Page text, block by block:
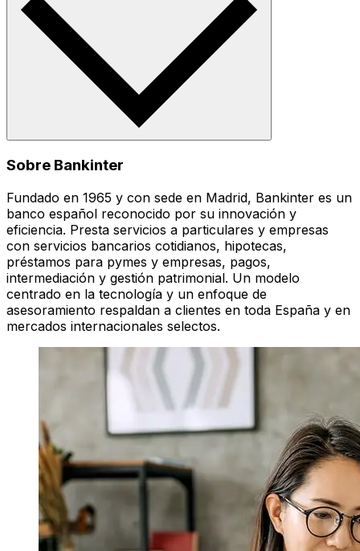
Sobre Bankinter
Fundado en 1965 y con sede en Madrid, Bankinter es un
banco español reconocido por su innovación y
eficiencia. Presta servicios a particulares y empresas
con servicios bancarios cotidianos, hipotecas,
préstamos para pymes y empresas, pagos,
intermediación y gestión patrimonial. Un modelo
centrado en la tecnología y un enfoque de
asesoramiento respaldan a clientes en toda España y en
mercados internacionales selectos.